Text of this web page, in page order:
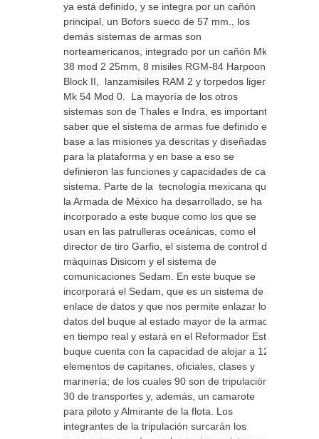
ya está definido, y se integra por un cañón
principal, un Bofors sueco de 57 mm., los
demás sistemas de armas son
norteamericanos, integrado por un cañón Mk
38 mod 2 25mm, 8 misiles RGM-84 Harpoon
Block II, lanzamisiles RAM 2 y torpedos ligeros
Mk 54 Mod 0. La mayoría de los otros
sistemas son de Thales e Indra, es importante
saber que el sistema de armas fue definido en
base a las misiones ya descritas y diseñadas
para la plataforma y en base a eso se
definieron las funciones y capacidades de cada
sistema. Parte de la tecnología mexicana que
la Armada de México ha desarrollado, se ha
incorporado a este buque como los que se
usan en las patrulleras oceánicas, como el
director de tiro Garfio, el sistema de control de
máquinas Disicom y el sistema de
comunicaciones Sedam. En este buque se
incorporará el Sedam, que es un sistema de
enlace de datos y que nos permite enlazar los
datos del buque al estado mayor de la armada
en tiempo real y estará en el Reformador Este
buque cuenta con la capacidad de alojar a 120
elementos de capitanes, oficiales, clases y
marinería; de los cuales 90 son de tripulación,
30 de transportes y, además, un camarote
para piloto y Almirante de la flota. Los
integrantes de la tripulación surcarán los